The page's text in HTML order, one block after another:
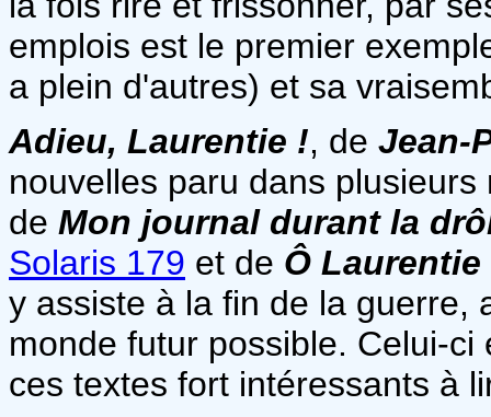
emplois est le premier
a plein d'autres) et sa
Adieu, Laurentie !, de Jean-
nouvelles paru dans
de Mon journal durant la
Solaris 179 et de Ô Laurentie
y assiste à la fin de la guerre,
monde futur possible. Celui-
ces textes fort intéressants à